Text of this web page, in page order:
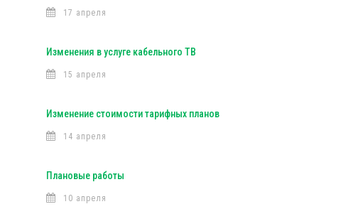
17 апреля
Изменения в услуге кабельного ТВ
15 апреля
Изменение стоимости тарифных планов
14 апреля
Плановые работы
10 апреля